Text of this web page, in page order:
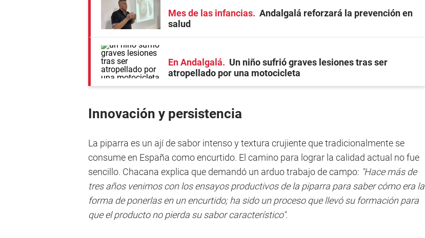
Mes de las infancias
Andalgalá reforzará la prevención en
salud
En Andalgalá
Un niño sufrió graves lesiones tras ser
atropellado por una motocicleta
Innovación y persistencia
La piparra es un ají de sabor intenso y textura crujiente que tradicionalmente se
consume en España como encurtido. El camino para lograr la calidad actual no fue
sencillo. Chacana explica que demandó un arduo trabajo de campo: "Hace más de
tres años venimos con los ensayos productivos de la piparra para saber cómo era la
forma de ponerlas en un encurtido; ha sido un proceso que llevó su formación para
que el producto no pierda su sabor característico".